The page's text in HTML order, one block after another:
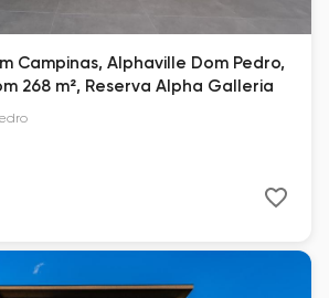
Campinas, Alphaville Dom Pedro,
268 m², Reserva Alpha Galleria